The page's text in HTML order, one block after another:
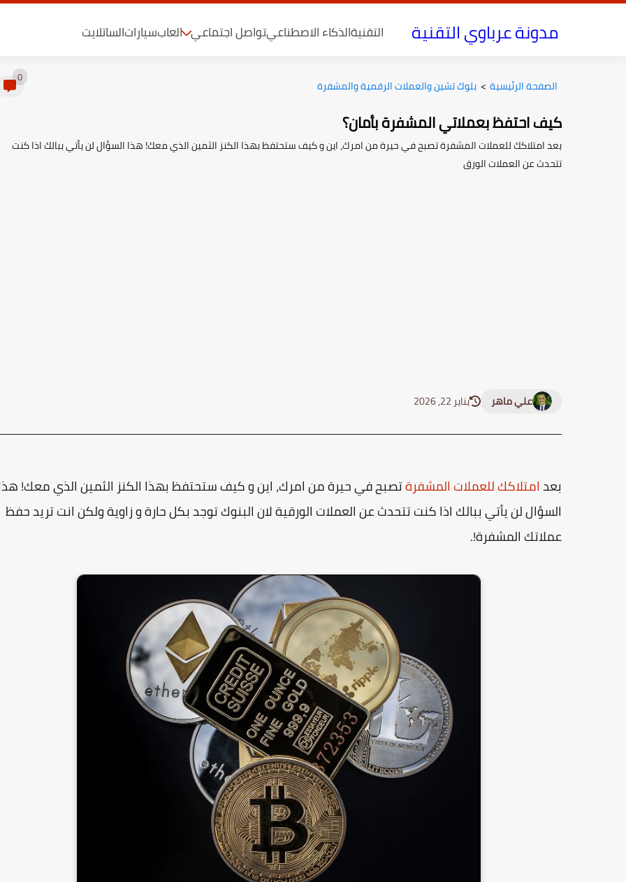
مدونة عرباوي التقنية التقنيةالذكاء الاصطناعيتواصل اجتماعي العابسياراتالساتلايت
الصفحة الرئيسية > بلوك تشين والعملات الرقمية والمشفرة 0
كيف احتفظ بعملاتي المشفرة بأمان؟
بعد امتلاكك للعملات المشفرة تصبح في حيرة من امرك، اين و كيف ستحتفظ بهذا الكنز الثمين الذي معك! هذا السؤال لن يأتي ببالك اذا كنت
تتحدث عن العملات الورق
علي ماهر يناير 22, 2026
بعدامتلاكك للعملات المشفرةتصبح في حيرة من امرك، اين و كيف ستحتفظ بهذا الكنز الثمين الذي معك!
السؤال لن يأتي ببالك اذا كنت تتحدث عن العملات الورقية لان البنوك توجد بكل حارة و زاوية ولكن انت تريد حفظ
عملاتك المشفرة!.